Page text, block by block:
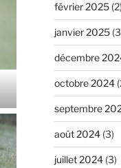
février 2025(2)
janvier 2025
décembre
octobre 2024
septembre
août 2024(3)
juillet 2024(3)